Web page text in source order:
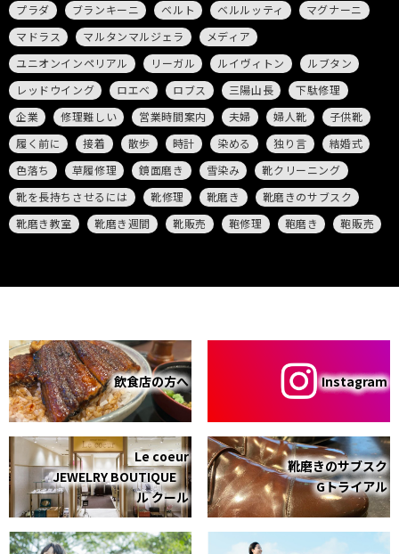
プラダ
ブランキーニ ベルト ベルルッティ
マグナーニ
マドラス
マルタンマルジェラ
メディア
ユニオンインペリアル
リーガル ルイヴィトン
ルブタン
レッドウイング
ロエベ ロブス 三陽山長
下駄修理
企業
修理難しい 営業時間案内 夫婦 婦人靴
子供靴
履く前に
接着 散歩 時計 染める 独り言
結婚式
色落ち
草履修理 鏡面磨き 雪染み
靴クリーニング
靴を長持ちさせるには
靴修理 靴磨き
靴磨きのサブスク
靴磨き教室
靴磨き週間 靴販売 鞄修理 鞄磨き 鞄販売
飲食店の方へ Instagram
Le coeur
JEWELRY BOUTIQUE
ル クール
靴磨きのサブスク
Gトライアル